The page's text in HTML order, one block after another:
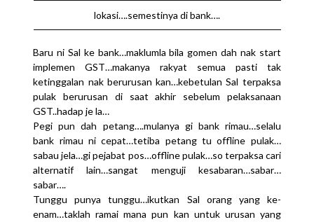
lokasi….semestinya di bank….
Baru ni Sal ke bank…maklumla bila gomen dah nak start
implemen GST…makanya rakyat semua pasti tak
ketinggalan nak berurusan kan…kebetulan Sal terpaksa
pulak berurusan di saat akhir sebelum pelaksanaan
GST..hadap je la…
Pegi pun dah petang….mulanya gi bank rimau…selalu
bank rimau ni cepat…tetiba petang tu offline pulak…
sabau jela…gi pejabat pos…offline pulak…so terpaksa cari
alternatif lain…sangat menguji kesabaran…sabar…
sabar….
Tunggu punya tunggu…ikutkan Sal orang yang ke-
enam…taklah ramai mana pun kan untuk urusan yang